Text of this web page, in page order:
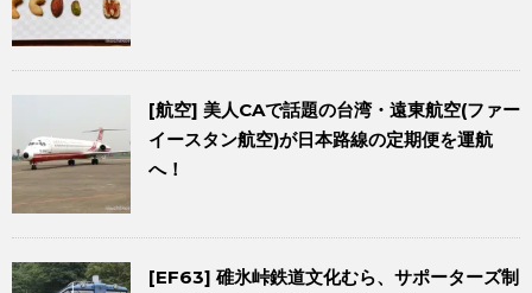
[航空] 美人CAで話題の台湾・遠東航空(ファー
イースタン航空)が日本路線の定期便を運航
へ！
[EF63] 碓氷峠鉄道文化むら、サポーターズ制